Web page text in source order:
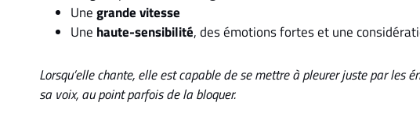
Unegrande vitesse
Une haute-sensibilité, des émotions fortes et une
Lorsqu’elle chante, elle est capable de se mettre à pleurer juste par les
sa voix, au point parfois de la bloquer.